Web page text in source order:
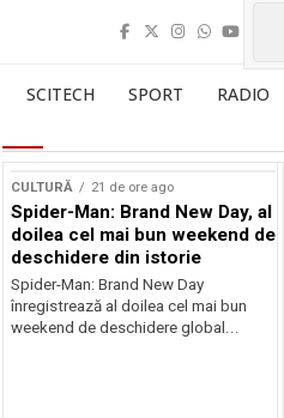
SCITECH SPORT RADIO
CULTURĂ 21 de ore ago
Spider-Man: Brand New Day, al
doilea cel mai bun weekend de
deschidere din istorie
Spider-Man: Brand New Day
înregistrează al doilea cel mai bun
weekend de deschidere global...